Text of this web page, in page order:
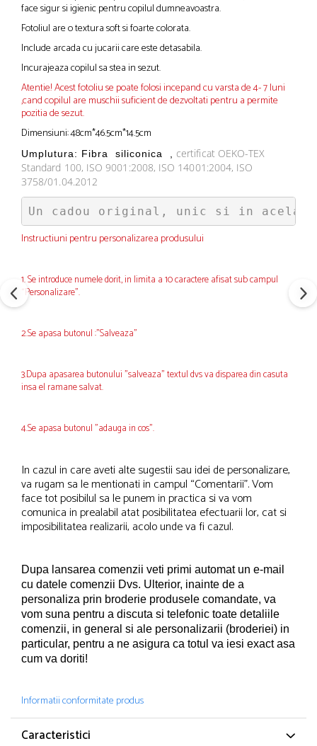
face sigur si igienic pentru copilul dumneavoastra.
Fotoliul are o textura soft si foarte colorata.
Include arcada cu jucarii care este detasabila.
Incurajeaza copilul sa stea in sezut.
Atentie! Acest fotoliu se poate folosi incepand cu varsta de 4- 7 luni
,cand copilul are muschii suficient de dezvoltati pentru a permite
pozitia de sezut.
Dimensiuni: 48cm*46.5cm*14.5cm
Umplutura: Fibra siliconica
certificat OEKO-TEX
Standard 100, ISO 9001:2008, ISO 14001:2004, ISO
3758/01.04.2012
Un cadou original, unic si in
Instructiuni pentru personalizarea produsului
1. Se introduce numele dorit, in limita a 10 caractere afisat sub campul
“Personalizare”.
2.Se apasa butonul :"Salveaza"
3.Dupa apasarea butonului "salveaza" textul dvs va disparea din casuta
insa el ramane salvat.
4.Se apasa butonul "adauga in cos".
In cazul in care aveti alte sugestii sau idei de personalizare,
va rugam sa le mentionati in campul “Comentarii”. Vom
face tot posibilul sa le punem in practica si va vom
comunica in prealabil atat posibilitatea efectuarii lor, cat si
imposibilitatea realizarii, acolo unde va fi cazul.
Dupa lansarea comenzii veti primi automat un e-mail
cu datele comenzii Dvs. Ulterior, inainte de a
personaliza prin broderie produsele comandate, va
vom suna pentru a discuta si telefonic toate detaliile
comenzii, in general si ale personalizarii (broderiei) in
particular, pentru a ne asigura ca totul va iesi exact asa
cum va doriti!
Informatii conformitate produs
Caracteristici